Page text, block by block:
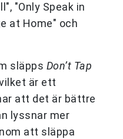
"Only Speak in
at Home" och
släpps Don’t Tap
är ett
att det är bättre
lyssnar mer
att släppa